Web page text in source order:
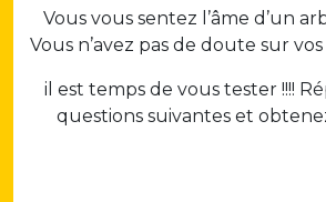
Vous vous sentez l’âme d’un
Vous n’avez pas de doute sur
il est temps de vous tester !!!!
questions suivantes et